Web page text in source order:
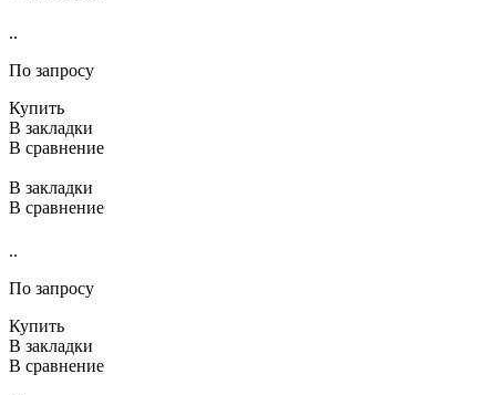
..
По запросу
Купить
В закладки
В сравнение
В закладки
В сравнение
..
По запросу
Купить
В закладки
В сравнение